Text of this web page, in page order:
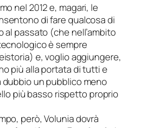
nel 2012 e, magari, le
di fare qualcosa di
al passato (che nell’ambito
è sempre
) e, voglio aggiungere,
più alla portata di tutti e
un pubblico meno
più basso rispetto proprio
però, Volunia dovrà